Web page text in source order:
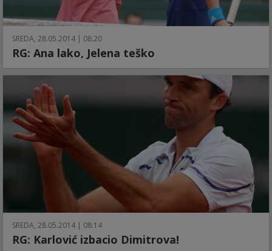
SREDA, 28.05.2014 | 08:20
RG: Ana lako, Jelena teško
SREDA, 28.05.2014 | 08:14
RG: Karlović izbacio Dimitrova!